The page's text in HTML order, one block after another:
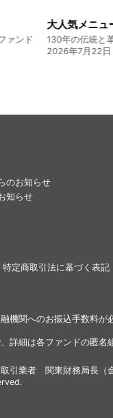
ァンド
2026年7月22日
のお知らせ
知らせ
特定商取引法に基づく表記
機関へのお振込手数料
細は各ファンドの匿名
引業者 関東財務局長